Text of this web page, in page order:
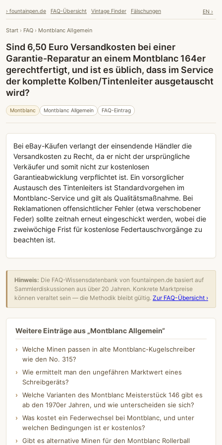
› fountainpen.de FAQ-Übersicht Vintage Finder Fälschungen EN ›
Start › FAQ › Montblanc Allgemein
Sind 6,50 Euro Versandkosten bei einer
Garantie-Reparatur an einem Montblanc 164er
gerechtfertigt, und ist es üblich, dass im Service
der komplette Kolben/Tintenleiter ausgetauscht
wird?
Montblanc Montblanc Allgemein FAQ-Eintrag
Bei eBay-Käufen verlangt der einsendende Händler die
Versandkosten zu Recht, da er nicht der ursprüngliche
Verkäufer und somit nicht zur kostenlosen
Garantieabwicklung verpflichtet ist. Ein vorsorglicher
Austausch des Tintenleiters ist Standardvorgehen im
Montblanc-Service und gilt als Qualitätsmaßnahme. Bei
Reklamationen offensichtlicher Fehler (etwa verschobener
Feder) sollte zeitnah erneut eingeschickt werden, wobei die
zweiwöchige Frist für kostenlose Federtauschvorgänge zu
beachten ist.
Hinweis: Die FAQ-Wissensdatenbank von fountainpen.de basiert auf
Sammlerdiskussionen aus über 20 Jahren. Konkrete Marktpreise
können veraltet sein — die Methodik bleibt gültig. Zur FAQ-Übersicht ›
Weitere Einträge aus „Montblanc Allgemein“
Welche Minen passen in alte Montblanc-Kugelschreiber
wie den No. 315?
Wie ermittelt man den ungefähren Marktwert eines
Schreibgeräts?
Welche Varianten des Montblanc Meisterstück 146 gibt es
ab den 1970er Jahren, und wie unterscheiden sie sich?
Was kostet ein Federwechsel bei Montblanc, und unter
welchen Bedingungen ist er kostenlos?
Gibt es alternative Minen für den Montblanc Rollerball